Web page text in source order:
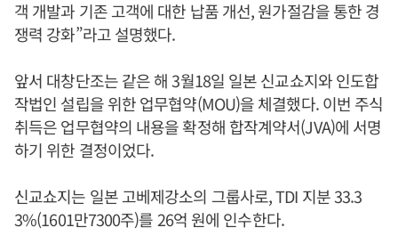
객 개발과 기존 고객에 대한 납품 개선, 원가절감을 통한 경
쟁력 강화”라고 설명했다.
앞서 대창단조는 같은 해 3월18일 일본 신교쇼지와 인도합
작법인 설립을 위한 업무협약(MOU)을 체결했다. 이번 주식
취득은 업무협약의 내용을 확정해 합작계약서(JVA)에 서명
하기 위한 결정이었다.
신교쇼지는 일본 고베제강소의 그룹사로, TDI 지분 33.3
3%(1601만7300주)를 26억 원에 인수한다.